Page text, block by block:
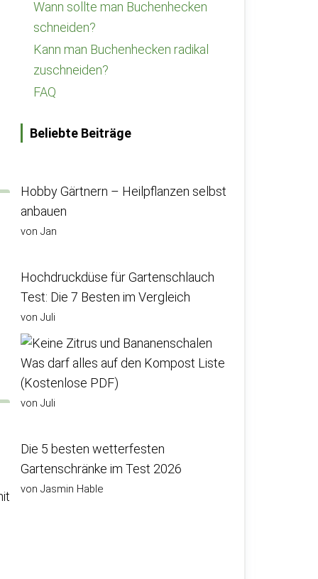
Wann sollte man Buchenhecken
schneiden?
Kann man Buchenhecken radikal
zuschneiden?
FAQ
Beliebte Beiträge
Hobby Gärtnern – Heilpflanzen selbst
anbauen
von Jan
Hochdruckdüse für Gartenschlauch
Test: Die 7 Besten im Vergleich
von Juli
Was darf alles auf den Kompost Liste
(Kostenlose PDF)
von Juli
Die 5 besten wetterfesten
Gartenschränke im Test 2026
von Jasmin Hable